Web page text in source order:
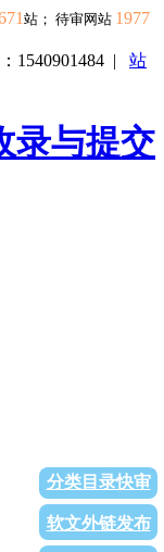
站； 待审网站 1977
1540901484 | 站
录与提交
分类目录快审
软文外链发布